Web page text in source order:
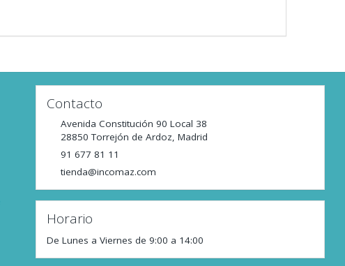
Contacto
Avenida Constitución 90 Local 38
28850 Torrejón de Ardoz, Madrid
91 677 81 11
tienda@incomaz.com
Horario
De Lunes a Viernes de 9:00 a 14:00